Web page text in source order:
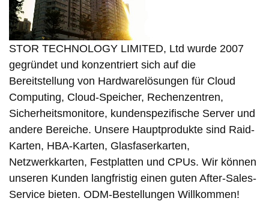
STOR TECHNOLOGY LIMITED, Ltd wurde 2007
gegründet und konzentriert sich auf die
Bereitstellung von Hardwarelösungen für Cloud
Computing, Cloud-Speicher, Rechenzentren,
Sicherheitsmonitore, kundenspezifische Server und
andere Bereiche. Unsere Hauptprodukte sind Raid-
Karten, HBA-Karten, Glasfaserkarten,
Netzwerkkarten, Festplatten und CPUs. Wir können
unseren Kunden langfristig einen guten After-Sales-
Service bieten. ODM-Bestellungen Willkommen!